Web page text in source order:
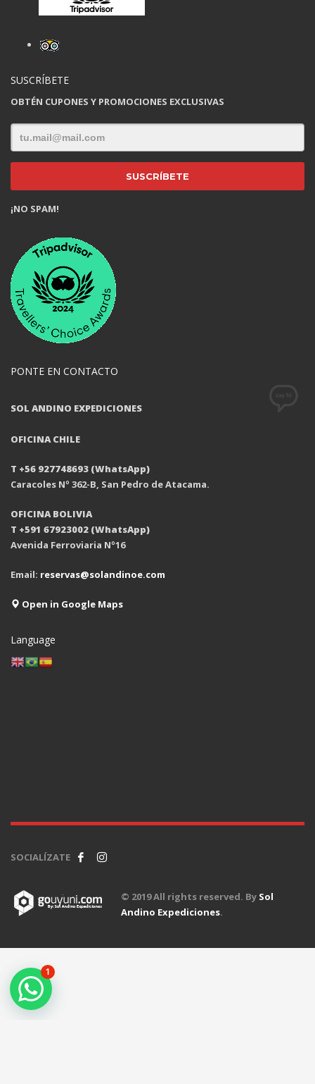
SUSCRÍBETE
OBTÉN CUPONES Y PROMOCIONES EXCLUSIVAS
¡NO SPAM!
PONTE EN CONTACTO
SOL ANDINO EXPEDICIONES
OFICINA CHILE
T +56 927748693 (WhatsApp)
Caracoles Nº 362-B, San Pedro de Atacama.
OFICINA BOLIVIA
T +591 67923002 (WhatsApp)
Avenida Ferroviaria Nº16
Email: reservas@solandinoe.com
Open in Google Maps
Language
SOCIALÍZATE
© 2019 All rights reserved. By Sol
Andino Expediciones.
1